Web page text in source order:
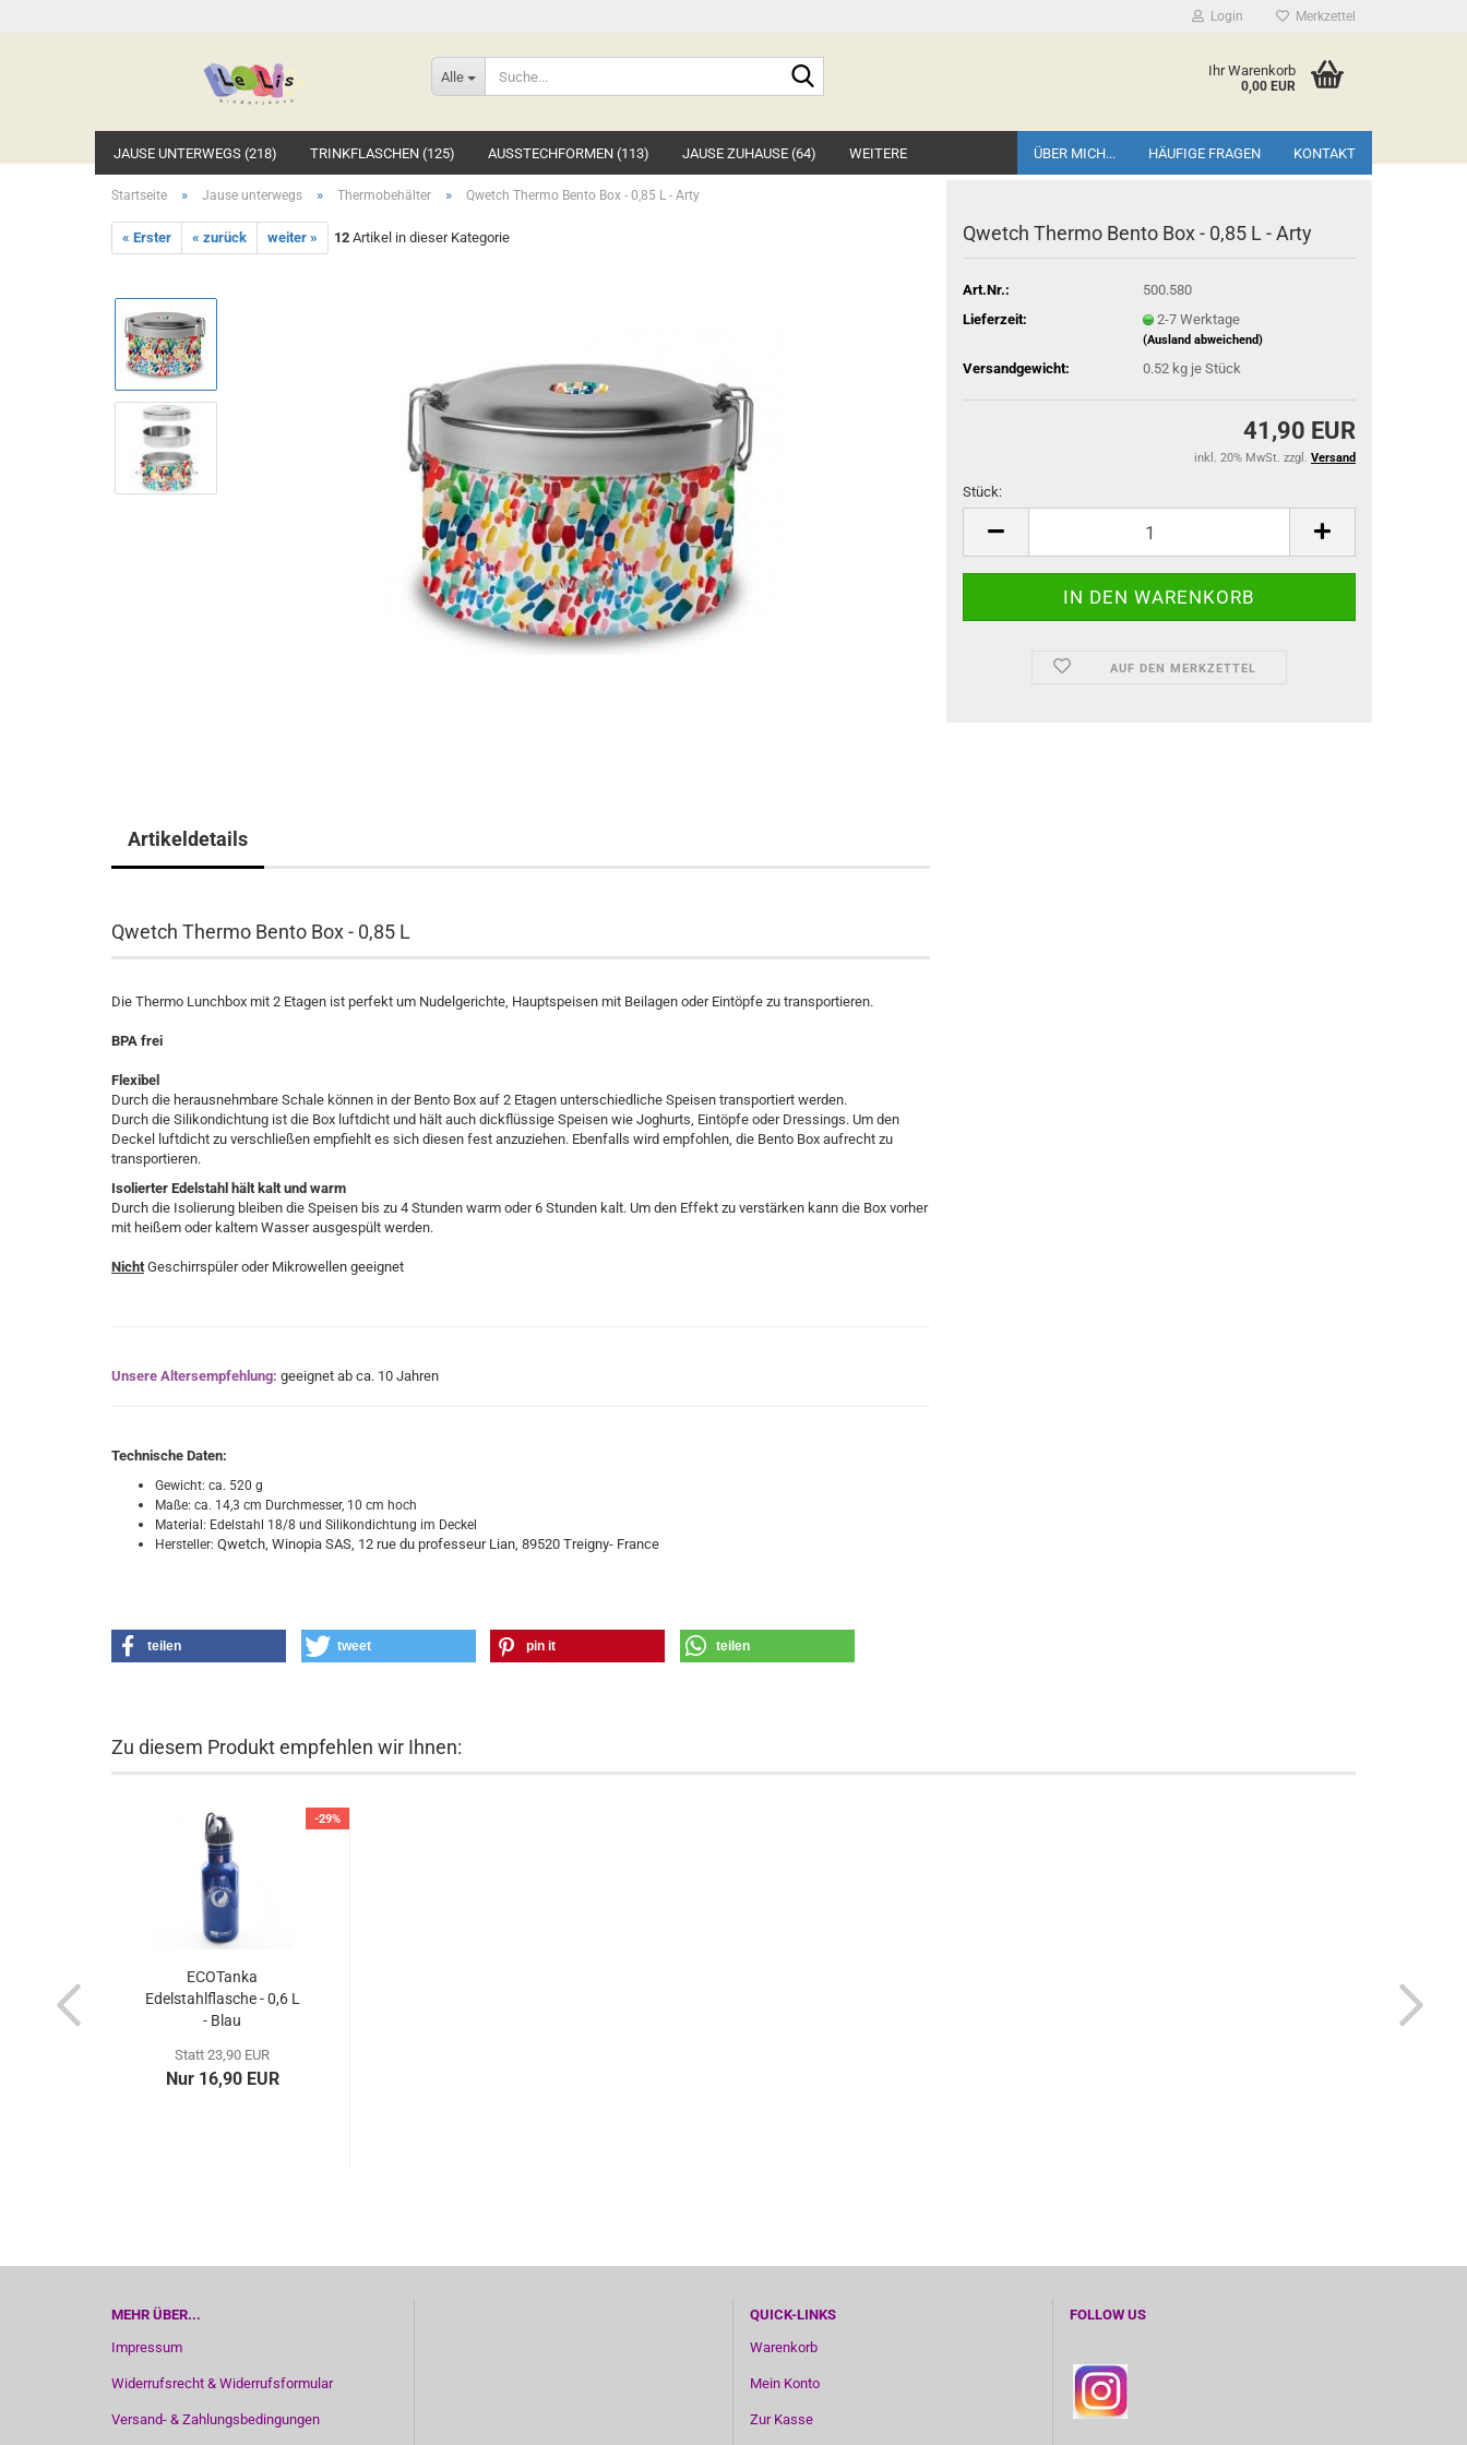
Login Merkzettel
Alle Ihr Warenkorb
0,00 EUR
JAUSE UNTERWEGS (218) TRINKFLASCHEN (125) AUSSTECHFORMEN (113) JAUSE ZUHAUSE (64) ÜBER MICH... HÄUFIGE FRAGEN KONTAKT
WEITERE
Startseite » Jause unterwegs » Thermobehälter » Qwetch Thermo Bento Box - 0,85 L - Arty
« Erster « zurück weiter » 12 Artikel in dieser Kategorie Qwetch Thermo Bento Box - 0,85 L - Arty
Art.Nr.:
500.580
Lieferzeit:
2-7 Werktage
(Ausland abweichend)
Versandgewicht: 0.52 kg je Stück
41,90 EUR
inkl. 20% MwSt. zzgl. Versand
Stück:
Stück
AUF DEN MERKZETTEL
Artikeldetails
Qwetch Thermo Bento Box - 0,85 L
Die Thermo Lunchbox mit 2 Etagen ist perfekt um Nudelgerichte, Hauptspeisen mit Beilagen oder Eintöpfe zu transportieren.
BPA frei
Flexibel
Durch die herausnehmbare Schale können in der Bento Box auf 2 Etagen unterschiedliche Speisen transportiert werden.
Durch die Silikondichtung ist die Box luftdicht und hält auch dickflüssige Speisen wie Joghurts, Eintöpfe oder Dressings. Um den
Deckel luftdicht zu verschließen empfiehlt es sich diesen fest anzuziehen. Ebenfalls wird empfohlen, die Bento Box aufrecht zu
transportieren.
Isolierter Edelstahl hält kalt und warm
Durch die Isolierung bleiben die Speisen bis zu 4 Stunden warm oder 6 Stunden kalt. Um den Effekt zu verstärken kann die Box vorher
mit heißem oder kaltem Wasser ausgespült werden.
Nicht Geschirrspüler oder Mikrowellen geeignet
Unsere Altersempfehlung: geeignet ab ca. 10 Jahren
Technische Daten:
Gewicht: ca. 520 g
Maße: ca. 14,3 cm Durchmesser, 10 cm hoch
Material: Edelstahl 18/8 und Silikondichtung im Deckel
Hersteller: Qwetch, Winopia SAS, 12 rue du professeur Lian, 89520 Treigny- France
teilen tweet pin it teilen
Zu diesem Produkt empfehlen wir Ihnen:
-29%
ECOTanka
Edelstahlflasche - 0,6 L
- Blau
Statt 23,90 EUR
Nur 16,90 EUR
MEHR ÜBER...
Impressum
Widerrufsrecht & Widerrufsformular
Versand- & Zahlungsbedingungen
QUICK-LINKS
Warenkorb
Mein Konto
Zur Kasse
FOLLOW US